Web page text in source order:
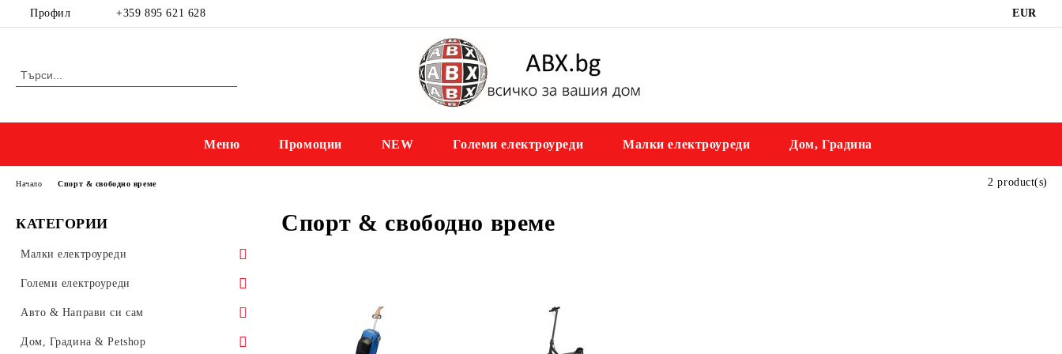
Профил +359 895 621 628 EUR
Меню Промоции NEW Големи електроуреди Малки електроуреди Дом, Градина
КАТЕГОРИИ
Малки електроуреди
Приготвяне на напитки
Електрически кани
Приготвяне на кафе
Kухненски уреди
Миксери, мелачки & кухненски
Прахосмукачки и ютии
Големи електроуреди
Готварски печки и микровълнови
Готварски печки
Бойлери, Климатици & Уреди за
Авто & Направи си сам
Осветление & Електроматериали
Дом, Градина & Petshop
Начало Спорт & свободно време
Спорт & свободно време
2 product(s)